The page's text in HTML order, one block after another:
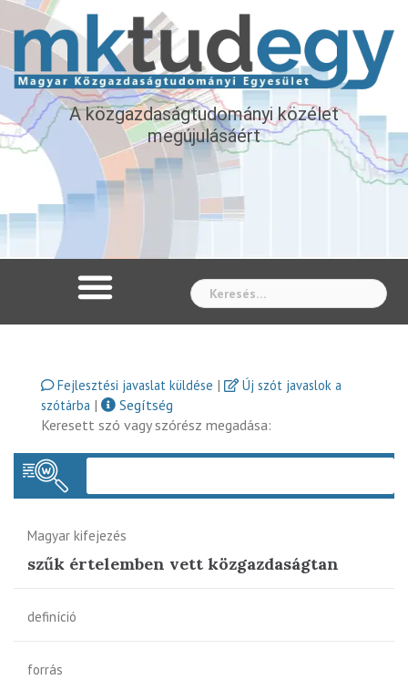
A közgazdaságtudományi közélet
megújulásáért
Fejlesztési javaslat küldése |
Új szót javaslok a
szótárba |
Segítség
Keresett szó vagy szórész megadása:
Magyar kifejezés
szűk értelemben vett közgazdaságtan
definíció
forrás